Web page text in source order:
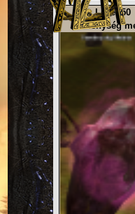
Level 50
Keménység